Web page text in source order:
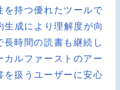
を持つ優れたツールで
成により理解度が向
時間の読書も継続し
ルファーストのアー
を扱うユーザーに安心